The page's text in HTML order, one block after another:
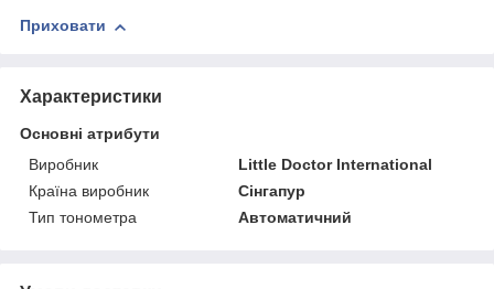
Приховати
Характеристики
Основні атрибути
Виробник
Little Doctor International
Країна виробник
Сінгапур
Тип тонометра
Автоматичний